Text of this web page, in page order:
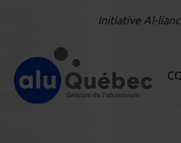
Initiative Al-